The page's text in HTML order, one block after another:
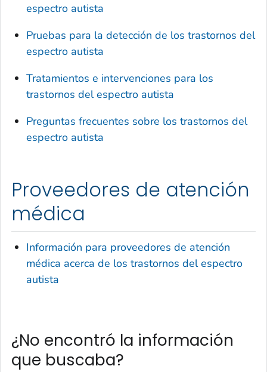
espectro autista
Pruebas para la detección de los trastornos del
espectro autista
Tratamientos e intervenciones para los
trastornos del espectro autista
Preguntas frecuentes sobre los trastornos del
espectro autista
Proveedores de atención
médica
Información para proveedores de atención
médica acerca de los trastornos del espectro
autista
¿No encontró la información
que buscaba?